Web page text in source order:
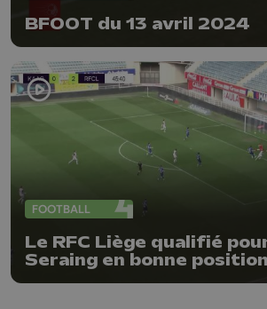
BFOOT du 13 avril 2024
FOOTBALL
Le RFC Liège qualifié
Seraing en bonne